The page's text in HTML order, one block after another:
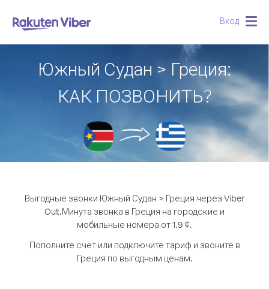
Вход
Южный Судан > Греция:
КАК ПОЗВОНИТЬ?
Выгодные звонки Южный Судан > Греция через Viber
Out.Минута звонка в Греция на городские и
мобильные номера от 1.9 ¢.
Пополните счёт или подключите тариф и звоните в
Греция по выгодным ценам.